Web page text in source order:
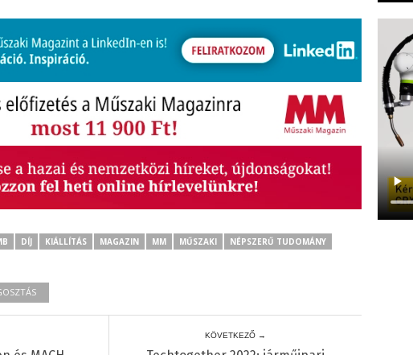
DÍJ KIÁLLÍTÁS MAGAZIN MM MŰSZAKI NÉPSZERŰ TUDOMÁNY
KÖVETKEZŐ →